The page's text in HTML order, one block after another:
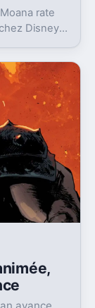
rate
Disney